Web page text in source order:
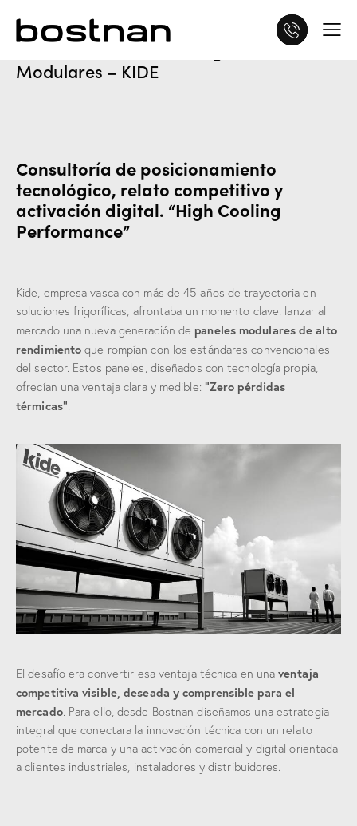
Posicionamiento Tecnológico de Paneles
Modulares – KIDE
Inicio>Proyectos
Consultoría de posicionamiento
tecnológico, relato competitivo y
activación digital. “High Cooling
Performance”
Kide, empresa vasca con más de 45 años de trayectoria en
soluciones frigoríficas, afrontaba un momento clave: lanzar al
mercado una nueva generación de paneles modulares de alto
rendimiento que rompían con los estándares convencionales
del sector. Estos paneles, diseñados con tecnología propia,
ofrecían una ventaja clara y medible: “Zero pérdidas
térmicas”.
El desafío era convertir esa ventaja técnica en unaventaja
competitiva visible, deseada y comprensible para el
mercado. Para ello, desde Bostnan diseñamos una estrategia
integral que conectara la innovación técnica con un relato
potente de marca y una activación comercial y digital orientada
a clientes industriales, instaladores y distribuidores.